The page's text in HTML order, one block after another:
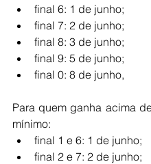
final 6: 1 de junho;
final 7: 2 de junho;
final 8: 3 de junho;
final 9: 5 de junho;
final 0: 8 de junho,
Para quem ganha acima
mínimo:
final 1 e 6: 1 de junho;
final 2 e 7: 2 de junho;